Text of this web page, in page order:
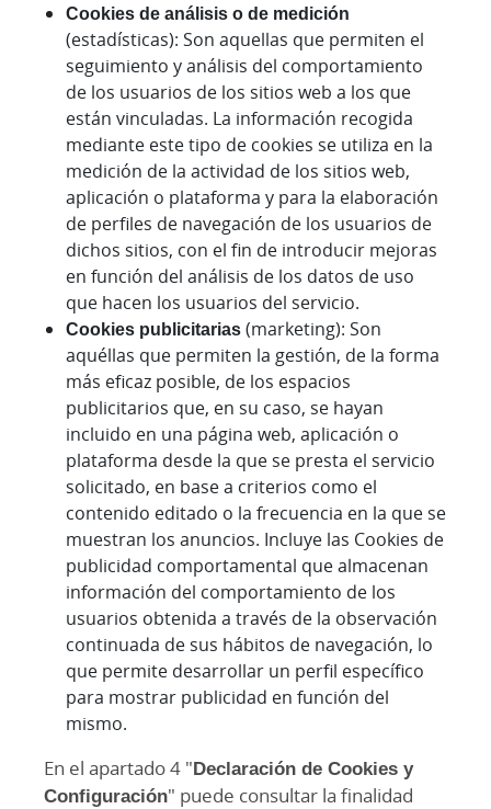
Cookies de análisis o de medición
(estadísticas): Son aquellas que permiten el
seguimiento y análisis del comportamiento
de los usuarios de los sitios web a los que
están vinculadas. La información recogida
mediante este tipo de cookies se utiliza en la
medición de la actividad de los sitios web,
aplicación o plataforma y para la elaboración
de perfiles de navegación de los usuarios de
dichos sitios, con el fin de introducir mejoras
en función del análisis de los datos de uso
que hacen los usuarios del servicio.
Cookies publicitarias(marketing): Son
aquéllas que permiten la gestión, de la forma
más eficaz posible, de los espacios
publicitarios que, en su caso, se hayan
incluido en una página web, aplicación o
plataforma desde la que se presta el servicio
solicitado, en base a criterios como el
contenido editado o la frecuencia en la que se
muestran los anuncios. Incluye las Cookies de
publicidad comportamental que almacenan
información del comportamiento de los
usuarios obtenida a través de la observación
continuada de sus hábitos de navegación, lo
que permite desarrollar un perfil específico
para mostrar publicidad en función del
mismo.
En el apartado 4 "Declaración de Cookies y
Configuración" puede consultar la finalidad